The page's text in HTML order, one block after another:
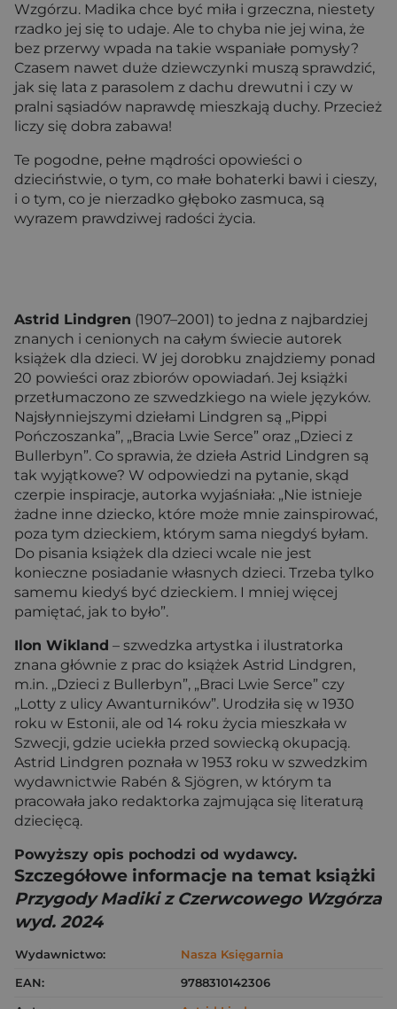
Wzgórzu. Madika chce być miła i grzeczna, niestety
rzadko jej się to udaje. Ale to chyba nie jej wina, że
bez przerwy wpada na takie wspaniałe pomysły?
Czasem nawet duże dziewczynki muszą sprawdzić,
jak się lata z parasolem z dachu drewutni i czy w
pralni sąsiadów naprawdę mieszkają duchy. Przecież
liczy się dobra zabawa!
Te pogodne, pełne mądrości opowieści o
dzieciństwie, o tym, co małe bohaterki bawi i cieszy,
i o tym, co je nierzadko głęboko zasmuca, są
wyrazem prawdziwej radości życia.
Astrid Lindgren (1907–2001) to jedna z najbardziej
znanych i cenionych na całym świecie autorek
książek dla dzieci. W jej dorobku znajdziemy ponad
20 powieści oraz zbiorów opowiadań. Jej książki
przetłumaczono ze szwedzkiego na wiele języków.
Najsłynniejszymi dziełami Lindgren są „Pippi
Pończoszanka”, „Bracia Lwie Serce” oraz „Dzieci z
Bullerbyn”. Co sprawia, że dzieła Astrid Lindgren są
tak wyjątkowe? W odpowiedzi na pytanie, skąd
czerpie inspiracje, autorka wyjaśniała: „Nie istnieje
żadne inne dziecko, które może mnie zainspirować,
poza tym dzieckiem, którym sama niegdyś byłam.
Do pisania książek dla dzieci wcale nie jest
konieczne posiadanie własnych dzieci. Trzeba tylko
samemu kiedyś być dzieckiem. I mniej więcej
pamiętać, jak to było”.
Ilon Wikland – szwedzka artystka i ilustratorka
znana głównie z prac do książek Astrid Lindgren,
m.in. „Dzieci z Bullerbyn”, „Braci Lwie Serce” czy
„Lotty z ulicy Awanturników”. Urodziła się w 1930
roku w Estonii, ale od 14 roku życia mieszkała w
Szwecji, gdzie uciekła przed sowiecką okupacją.
Astrid Lindgren poznała w 1953 roku w szwedzkim
wydawnictwie Rabén & Sjögren, w którym ta
pracowała jako redaktorka zajmująca się literaturą
dziecięcą.
Powyższy opis pochodzi od wydawcy.
Szczegółowe informacje na temat książki
Przygody Madiki z Czerwcowego Wzgórza
wyd. 2024
Wydawnictwo:
Nasza Księgarnia
EAN:
9788310142306